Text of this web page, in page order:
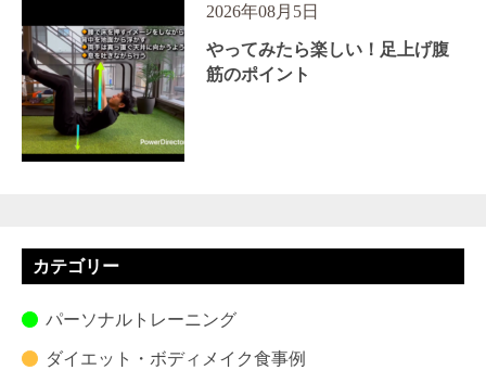
2026年08月5日
やってみたら楽しい！足上げ腹
筋のポイント
カテゴリー
パーソナルトレーニング
ダイエット・ボディメイク食事例